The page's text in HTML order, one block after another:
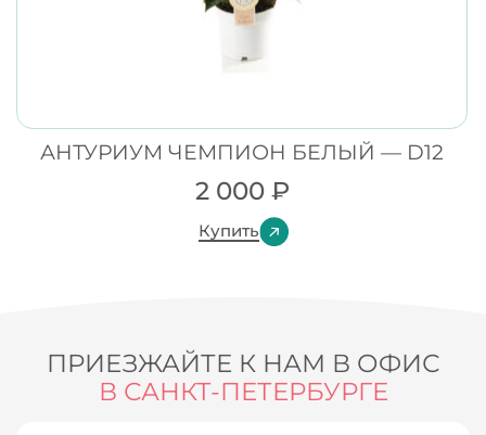
АНТУРИУМ ЧЕМПИОН БЕЛЫЙ — D12
2 000 ₽
Купить
ПРИЕЗЖАЙТЕ К НАМ В ОФИС
В САНКТ-ПЕТЕРБУРГЕ